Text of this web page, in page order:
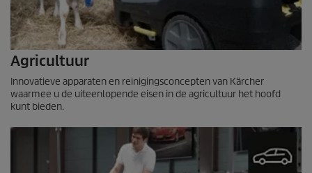
Agricultuur
Innovatieve apparaten en reinigingsconcepten van Kärcher
waarmee u de uiteenlopende eisen in de agricultuur het hoofd
kunt bieden.